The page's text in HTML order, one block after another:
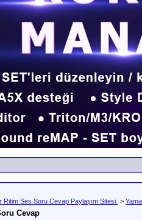
Ses Soru Cevap Paylaşım Sitesi. >
Cevap